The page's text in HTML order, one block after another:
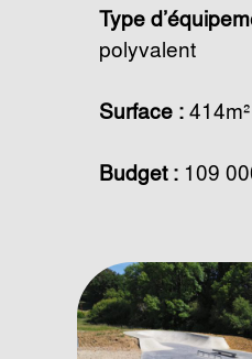
Type
polyvalent
Surface :414m²
Budget : 109